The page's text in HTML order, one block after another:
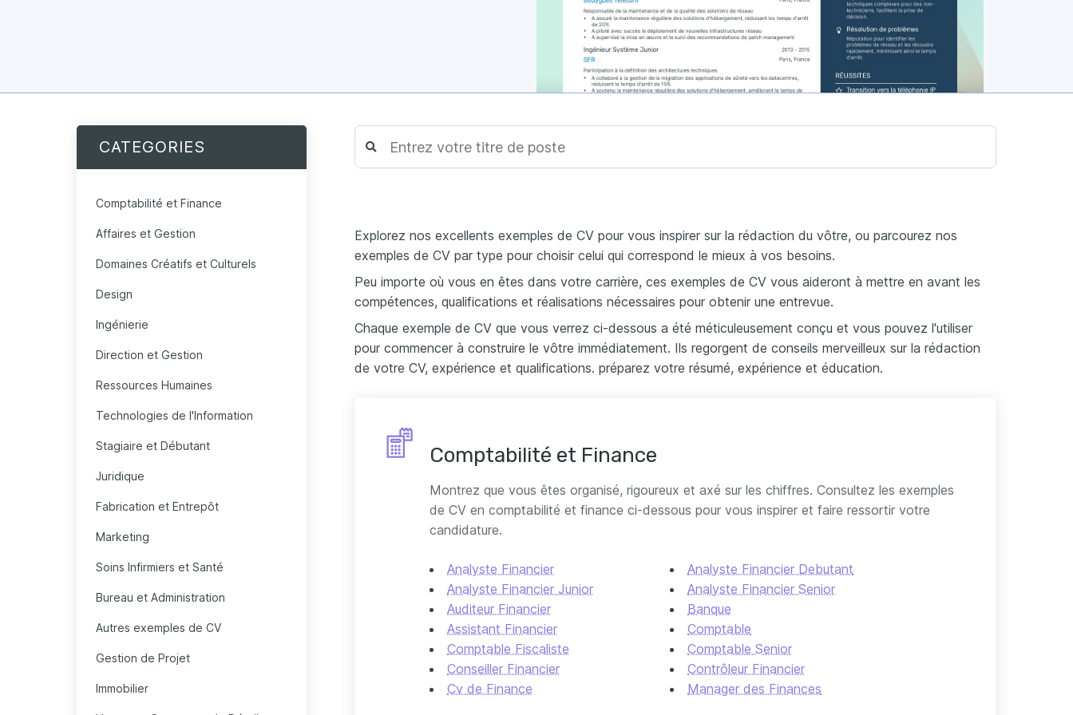
CATEGORIES
Comptabilité et Finance
Affaires et Gestion
Domaines Créatifs et Culturels
Design
Ingénierie
Direction et Gestion
Ressources Humaines
Technologies de l'Information
Stagiaire et Débutant
Juridique
Fabrication et Entrepôt
Marketing
Soins Infirmiers et Santé
Bureau et Administration
Autres exemples de CV
Gestion de Projet
Immobilier
Explorez nos excellents exemples de CV pour vous inspirer sur la rédaction du vôtre, ou parcourez nos
exemples de CV par type pour choisir celui qui correspond le mieux à vos besoins.
Peu importe où vous en êtes dans votre carrière, ces exemples de CV vous aideront à mettre en avant les
compétences, qualifications et réalisations nécessaires pour obtenir une entrevue.
Chaque exemple de CV que vous verrez ci-dessous a été méticuleusement conçu et vous pouvez l'utiliser
pour commencer à construire le vôtre immédiatement. Ils regorgent de conseils merveilleux sur la rédaction
de votre CV, expérience et qualifications. préparez votre résumé, expérience et éducation.
Comptabilité et Finance
Montrez que vous êtes organisé, rigoureux et axé sur les chiffres. Consultez les exemples
de CV en comptabilité et finance ci-dessous pour vous inspirer et faire ressortir votre
candidature.
Analyste Financier
Analyste Financier Debutant
Analyste Financier Junior
Analyste Financier Senior
Auditeur Financier
Banque
Assistant Financier
Comptable
Comptable Fiscaliste
Comptable Senior
Conseiller Financier
Contrôleur Financier
Cv de Finance
Manager des Finances